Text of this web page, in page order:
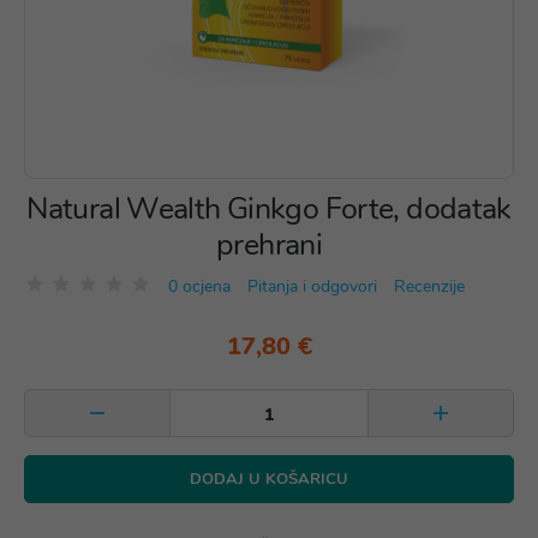
Natural Wealth Ginkgo Forte, dodatak
prehrani
0 ocjena Pitanja i odgovori Recenzije
17,80 €
DODAJ U KOŠARICU